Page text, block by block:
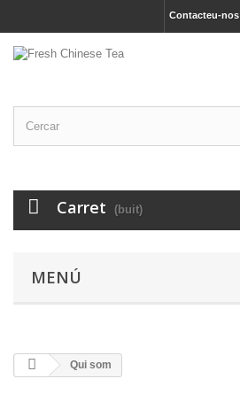
Contacteu-nos
Carret (buit)
MENÚ
Qui som